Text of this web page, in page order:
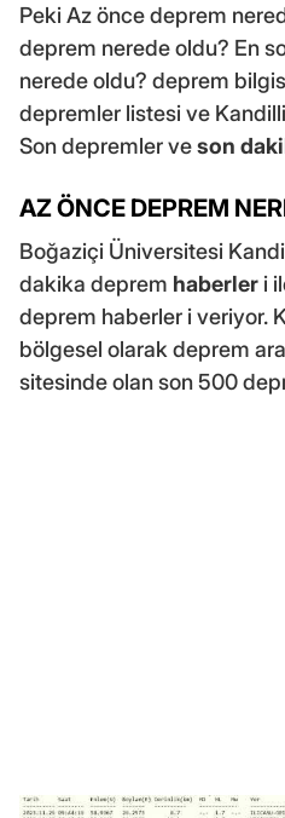
Peki Az önce deprem
deprem nerede oldu? En
nerede oldu? deprem
depremler listesi ve
Son depremler veson
AZ ÖNCE DEPREM
Boğaziçi Üniversitesi
dakika deprem haberler i
deprem haberler i veriyor.
bölgesel olarak deprem
sitesinde olan son 500